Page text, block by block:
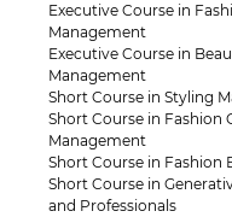
Executive Course in
Management
Executive Course in
Management
Short Course in Styling
Short Course in Fashion
Management
Short Course in Fashion
Short Course in
and Professionals